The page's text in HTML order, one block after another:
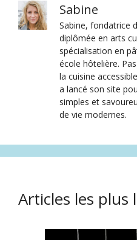
Sabine
Sabine, fondatrice
diplômée en arts
spécialisation en
école hôtelière.
la cuisine
a lancé son site
simples et
de vie modernes.
Articles les plus